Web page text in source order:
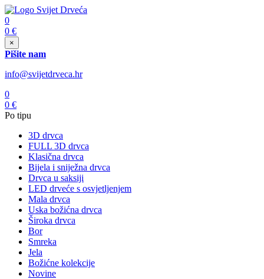
0
0 €
×
Pišite nam
info@svijetdrveca.hr
0
0 €
Po tipu
3D drvca
FULL 3D drvca
Klasična drvca
Bijela i sniježna drvca
Drvca u saksiji
LED drveće s osvjetljenjem
Mala drvca
Uska božićna drvca
Široka drvca
Bor
Smreka
Jela
Božićne kolekcije
Novine